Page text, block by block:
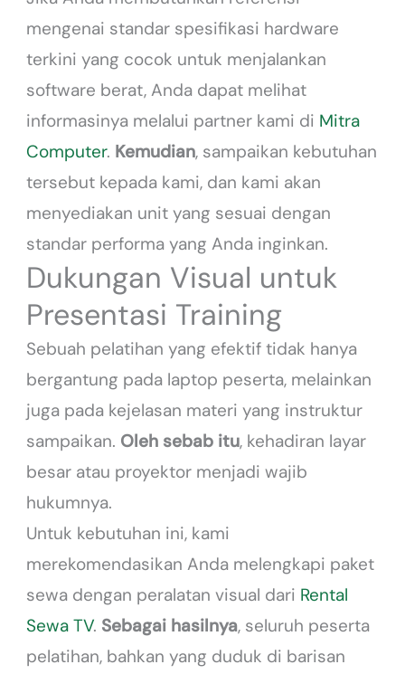
mengenai standar spesifikasi hardware
terkini yang cocok untuk menjalankan
software berat, Anda dapat melihat
informasinya melalui partner kami di Mitra
Computer. Kemudian, sampaikan kebutuhan
tersebut kepada kami, dan kami akan
menyediakan unit yang sesuai dengan
standar performa yang Anda inginkan.
Dukungan Visual untuk
Presentasi Training
Sebuah pelatihan yang efektif tidak hanya
bergantung pada laptop peserta, melainkan
juga pada kejelasan materi yang instruktur
sampaikan. Oleh sebab itu, kehadiran layar
besar atau proyektor menjadi wajib
hukumnya.
Untuk kebutuhan ini, kami
merekomendasikan Anda melengkapi paket
sewa dengan peralatan visual dari Rental
Sewa TV. Sebagai hasilnya, seluruh peserta
pelatihan, bahkan yang duduk di barisan